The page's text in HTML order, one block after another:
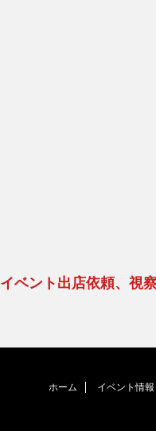
イベント出店依頼、視
ホーム イベント情報